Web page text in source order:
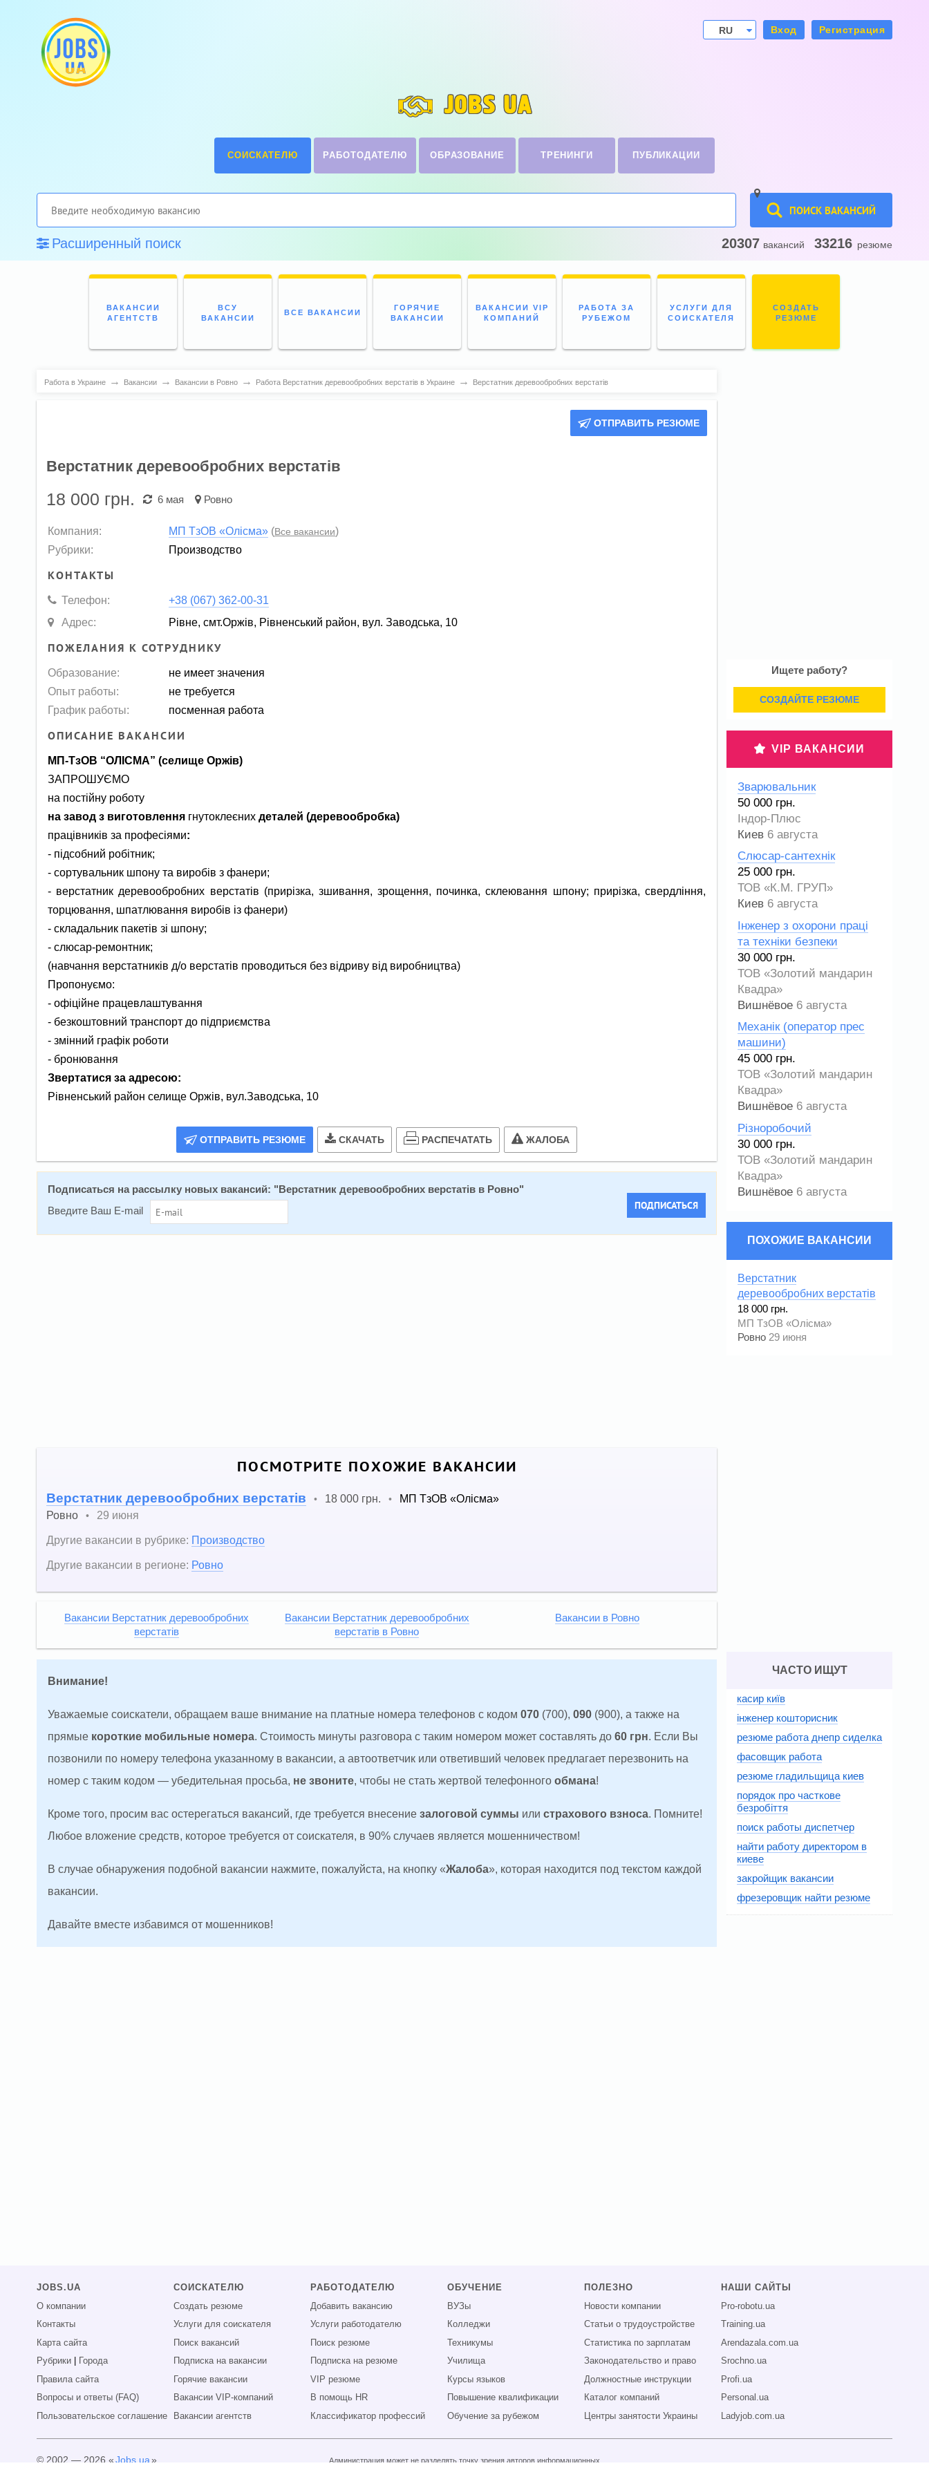
RU
Вход Регистрация
JOBS UA
СОИСКАТЕЛЮ РАБОТОДАТЕЛЮ ОБРАЗОВАНИЕ ТРЕНИНГИ ПУБЛИКАЦИИ
ПОИСК ВАКАНСИЙ
Расширенный поиск 20307 вакансий 33216 резюме
ВАКАНСИИ
АГЕНТСТВ
ВСУ
ВАКАНСИИ
ВСЕ ВАКАНСИИ
ГОРЯЧИЕ
ВАКАНСИИ
ВАКАНСИИ VIP
КОМПАНИЙ
РАБОТА ЗА
РУБЕЖОМ
УСЛУГИ ДЛЯ
СОИСКАТЕЛЯ
СОЗДАТЬ
РЕЗЮМЕ
Работа в Украине → Вакансии → Вакансии в Ровно → Работа Верстатник деревообробних верстатів в Украине → Верстатник деревообробних верстатів
ОТПРАВИТЬ РЕЗЮМЕ
Верстатник деревообробних верстатів
18 000 грн. 6 мая Ровно
Компания: МП ТзОВ «Олісма» (Все вакансии)
Рубрики:
Производство
КОНТАКТЫ
Телефон:
+38 (067) 362-00-31
Адрес:
Рівне, смт.Оржів, Рівненський район, вул. Заводська, 10
ПОЖЕЛАНИЯ К СОТРУДНИКУ
Образование:
не имеет значения
Опыт работы:
не требуется
График работы:
посменная работа
ОПИСАНИЕ ВАКАНСИИ
МП-ТзОВ “ОЛІСМА” (селище Оржів)
ЗАПРОШУЄМО
на постійну роботу
на завод з виготовлення гнутоклеєнихдеталей (деревообробка)
працівників за професіями:
- підсобний робітник;
- сортувальник шпону та виробів з фанери;
- верстатник деревообробних верстатів (прирізка, зшивання, зрощення, починка, склеювання шпону; прирізка, свердління,
торцювання, шпатлювання виробів із фанери)
- складальник пакетів зі шпону;
- слюсар-ремонтник;
(навчання верстатників д/о верстатів проводиться без відриву від виробництва)
Пропонуємо:
- офіційне працевлаштування
- безкоштовний транспорт до підприємства
- змінний графік роботи
- бронювання
Звертатися за адресою:
Рівненський район селище Оржів, вул.Заводська, 10
ОТПРАВИТЬ РЕЗЮМЕ СКАЧАТЬ РАСПЕЧАТАТЬ ЖАЛОБА
Подписаться на расcылку новых вакансий: " Верстатник деревообробних верстатів в Ровно"
Введите Ваш E-mail
ПОДПИСАТЬСЯ
ПОСМОТРИТЕ ПОХОЖИЕ ВАКАНСИИ
Верстатник деревообробних верстатів • 18 000 грн. •
МП ТзОВ «Олісма»
Ровно
•
29 июня
Другие вакансии в рубрике: Производство
Другие вакансии в регионе: Ровно
Вакансии Верстатник деревообробних
верстатів
Вакансии Верстатник деревообробних
верстатів в Ровно
Вакансии в Ровно
Внимание!
Уважаемые соискатели, обращаем ваше внимание на платные номера телефонов с кодом 070 (700), 090 (900), а также на
прямые короткие мобильные номера. Стоимость минуты разговора с таким номером может составлять до 60 грн. Если Вы
позвонили по номеру телефона указанному в вакансии, а автоответчик или ответивший человек предлагает перезвонить на
номер с таким кодом — убедительная просьба, не звоните, чтобы не стать жертвой телефонного обмана!
Кроме того, просим вас остерегаться вакансий, где требуется внесение залоговой суммы или страхового взноса. Помните!
Любое вложение средств, которое требуется от соискателя, в 90% случаев является мошенничеством!
В случае обнаружения подобной вакансии нажмите, пожалуйста, на кнопку «Жалоба», которая находится под текстом каждой
вакансии.
Давайте вместе избавимся от мошенников!
Ищете работу?
СОЗДАЙТЕ РЕЗЮМЕ
VIP ВАКАНСИИ
Зварювальник
50 000 грн.
Індор-Плюс
Киев 6 августа
Слюсар-сантехнік
25 000 грн.
ТОВ «К.М. ГРУП»
Киев 6 августа
Інженер з охорони праці
та техніки безпеки
30 000 грн.
ТОВ «Золотий мандарин
Квадра»
Вишнёвое 6 августа
Механік (оператор прес
машини)
45 000 грн.
ТОВ «Золотий мандарин
Квадра»
Вишнёвое 6 августа
Різноробочий
30 000 грн.
ТОВ «Золотий мандарин
Квадра»
Вишнёвое 6 августа
ПОХОЖИЕ ВАКАНСИИ
Верстатник
деревообробних верстатів
18 000 грн.
МП ТзОВ «Олісма»
Ровно 29 июня
ЧАСТО ИЩУТ
касир київ
інженер кошторисник
резюме работа днепр сиделка
фасовщик работа
резюме гладильщица киев
порядок про часткове
безробіття
поиск работы диспетчер
найти работу директором в
киеве
закройщик вакансии
фрезеровщик найти резюме
JOBS.UA
О компании
Контакты
Карта сайта
Рубрики
Города
Правила сайта
Вопросы и ответы (FAQ)
Пользовательское соглашение
СОИСКАТЕЛЮ
Создать резюме
Услуги для соискателя
Поиск вакансий
Подписка на вакансии
Горячие вакансии
Вакансии VIP-компаний
Вакансии агентств
РАБОТОДАТЕЛЮ
Добавить вакансию
Услуги работодателю
Поиск резюме
Подписка на резюме
VIP резюме
В помощь HR
Классификатор профессий
ОБУЧЕНИЕ
ВУЗы
Колледжи
Техникумы
Училища
Курсы языков
Повышение квалификации
Обучение за рубежом
ПОЛЕЗНО
Новости компании
Статьи о трудоустройстве
Статистика по зарплатам
Законодательство и право
Должностные инструкции
Каталог компаний
Центры занятости Украины
НАШИ САЙТЫ
Pro-robotu.ua
Training.ua
Arendazala.com.ua
Srochno.ua
Profi.ua
Personal.ua
Ladyjob.com.ua
© 2002 — 2026 «Jobs.ua»
Администрация может не разделять точку зрения авторов информационных